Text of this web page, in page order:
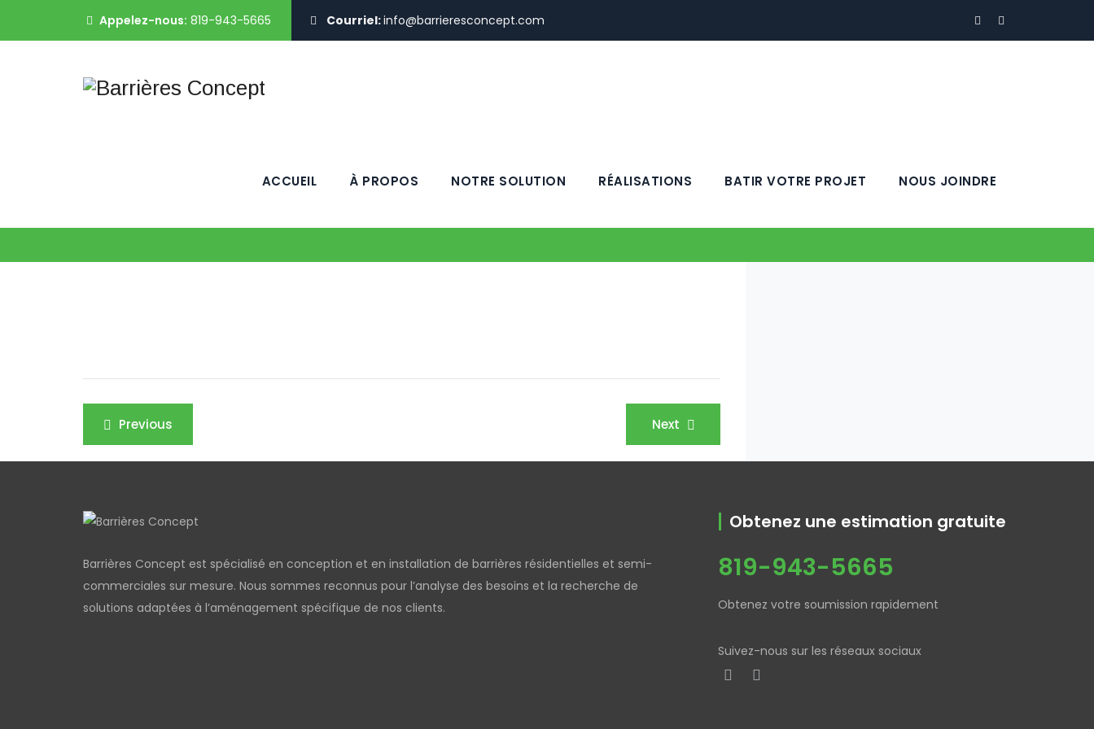
Appelez-nous: 819-943-5665 Courriel:info@barrieresconcept.com
ACCUEIL À PROPOS NOTRE SOLUTION RÉALISATIONS BATIR VOTRE PROJET NOUS JOINDRE
Navigation
de
Previous Next
Barrières Concept est spécialisé en conception et en installation de barrières résidentielles et semi-
commerciales sur mesure. Nous sommes reconnus pour l’analyse des besoins et la recherche de
solutions adaptées à l’aménagement spécifique de nos clients.
Obtenez une estimation gratuite
819-943-5665
Obtenez votre soumission rapidement
Suivez-nous sur les réseaux sociaux